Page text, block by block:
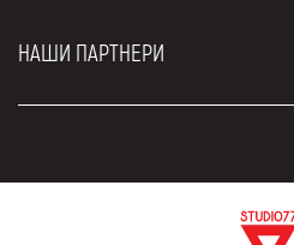
Рент а кар Београд Роyал
НАШИ ПАРТНЕРИ
ЕДеПро